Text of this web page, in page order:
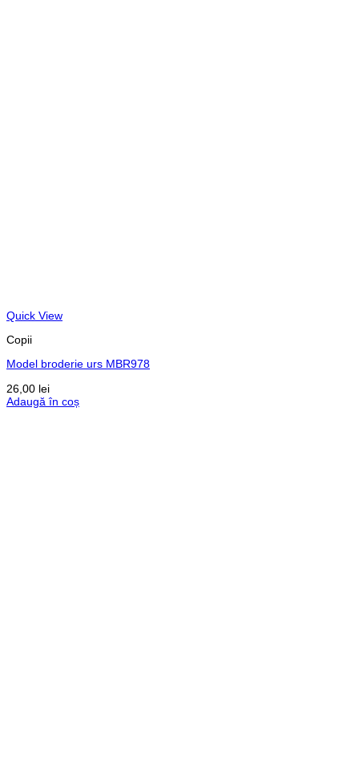
Quick View
Copii
Model broderie urs MBR978
26,00 lei
Adaugă în coș